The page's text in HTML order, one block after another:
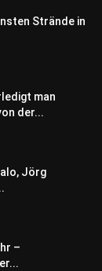
Strände in
man
der...
Jörg
–